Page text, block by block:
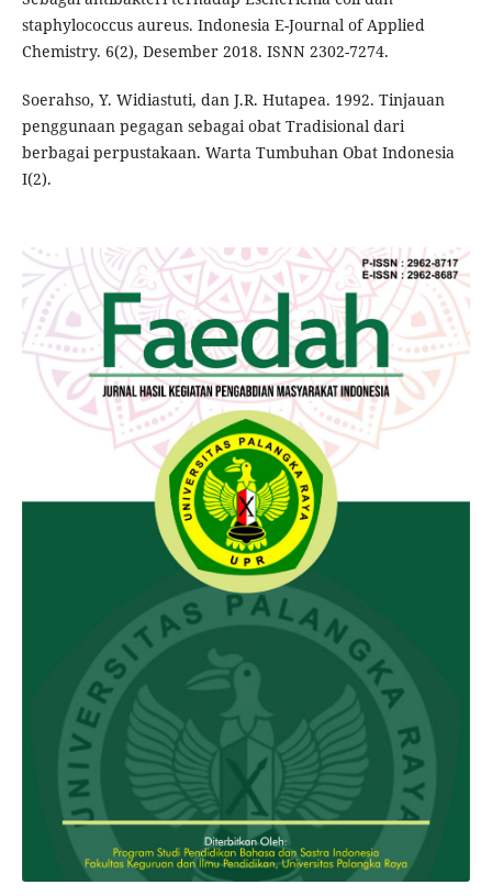
staphylococcus aureus. Indonesia E-Journal of Applied
Chemistry. 6(2), Desember 2018. ISNN 2302-7274.
Soerahso, Y. Widiastuti, dan J.R. Hutapea. 1992. Tinjauan
penggunaan pegagan sebagai obat Tradisional dari
berbagai perpustakaan. Warta Tumbuhan Obat Indonesia
I(2).